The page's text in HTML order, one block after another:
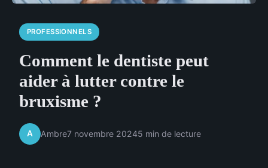
PROFESSIONNELS
Comment le dentiste peut
aider à lutter contre le
bruxisme ?
A Ambre7 novembre 20245 min de lecture